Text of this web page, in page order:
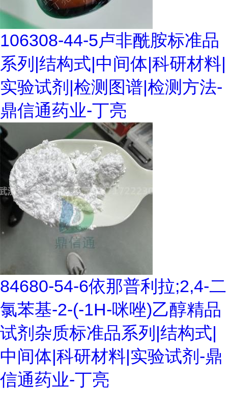
106308-44-5卢非酰胺标准品
系列|结构式|中间体|科研材料|
实验试剂|检测图谱|检测方法-
鼎信通药业-丁亮
84680-54-6依那普利拉;2,4-二
氯苯基-2-(-1H-咪唑)乙醇精品
试剂杂质标准品系列|结构式|
中间体|科研材料|实验试剂-鼎
信通药业-丁亮